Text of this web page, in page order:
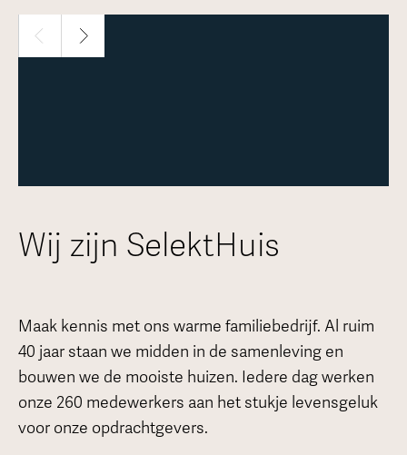
Meer over deze woning
1 / 30
Wij zijn SelektHuis
Maak kennis met ons warme familiebedrijf. Al ruim
40 jaar staan we midden in de samenleving en
bouwen we de mooiste huizen. Iedere dag werken
onze 260 medewerkers aan het stukje levensgeluk
voor onze opdrachtgevers.